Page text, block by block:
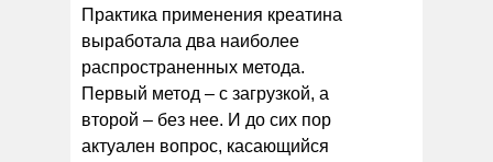
Практика применения креатина
выработала два наиболее
распространенных метода.
Первый метод – с загрузкой, а
второй – без нее. И до сих пор
актуален вопрос, касающийся